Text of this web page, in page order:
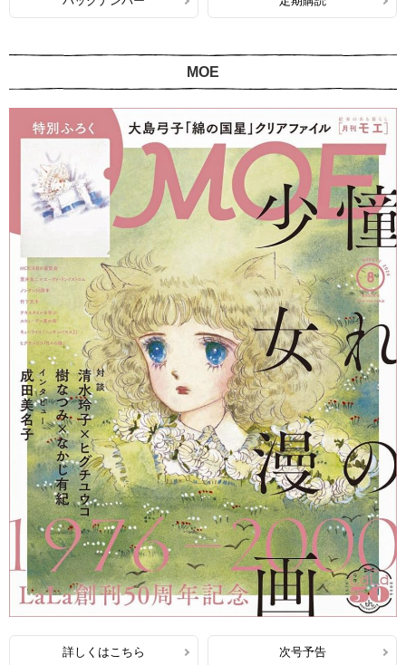
MOE
詳しくはこちら 次号予告